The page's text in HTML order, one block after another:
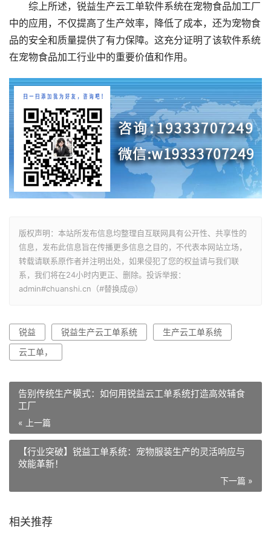
综上所述，锐益生产云工单软件系统在宠物食品加工厂
中的应用，不仅提高了生产效率，降低了成本，还为宠物食
品的安全和质量提供了有力保障。这充分证明了该软件系统
在宠物食品加工行业中的重要价值和作用。
版权声明：本站所发布信息均整理自互联网具有公开性、共享性的
信息，发布此信息旨在传播更多信息之目的，不代表本网站立场，
转载请联系原作者并注明出处，如果侵犯了您的权益请与我们联
系，我们将在24小时内更正、删除。投诉举报：
admin#chuanshi.cn（#替换成@）
锐益 锐益生产云工单系统
生产云工单系统
云工单，
告别传统生产模式：如何用锐益云工单系统打造高效辅食
工厂
« 上一篇
【行业突破】锐益工单系统：宠物服装生产的灵活响应与
效能革新！
下一篇 »
相关推荐